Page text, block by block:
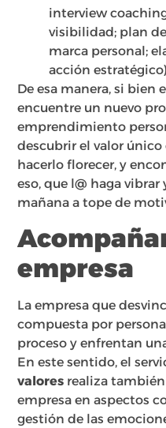
interview
visibilidad; plan
marca personal;
acción estratégico)
De esa manera, si bien
encuentre un nuevo
emprendimiento
descubrir el valor
hacerlo florecer, y
eso, que l@ haga
mañana a tope de
empresa
La empresa que
compuesta por
proceso y enfrentan
En este sentido, el
valores realiza
empresa en aspectos
gestión de las